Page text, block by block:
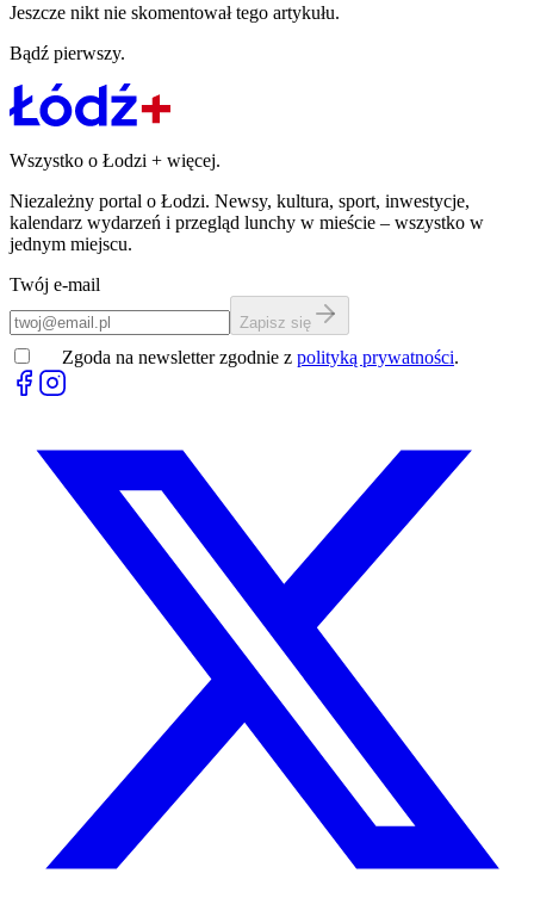
Jeszcze nikt nie skomentował tego artykułu.
Bądź pierwszy.
Wszystko o Łodzi + więcej.
Niezależny portal o Łodzi. Newsy, kultura, sport, inwestycje,
kalendarz wydarzeń i przegląd lunchy w mieście – wszystko w
jednym miejscu.
Twój e-mail
Zapisz się
Zgoda na newsletter zgodnie z polityką prywatności.